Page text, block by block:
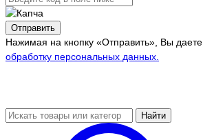
Отправить
Нажимая на кнопку «Отправить», Вы даете
обработку персональных данных.
Найти